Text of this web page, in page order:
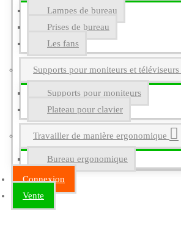
Lampes de bureau
Prises de bureau
Les fans
Supports pour moniteurs et téléviseurs
Supports pour moniteurs
Plateau pour clavier
Travailler de manière ergonomique
Bureau ergonomique
Connexion
Vente